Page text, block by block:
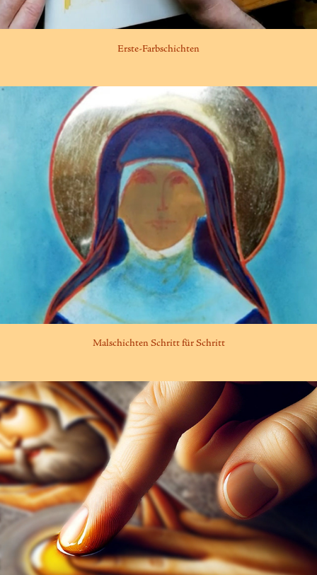
Erste-Farbschichten
Malschichten Schritt für Schritt